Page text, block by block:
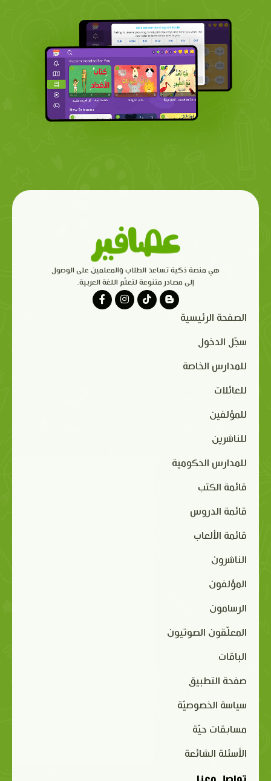
هي منصة ذكية تساعد الطلاب والمعلمين على الوصول
إلى مصادر متنوعة لتعلّم اللغة العربية.
الصفحة الرئيسية
سجّل الدخول
للمدارس الخاصة
للعائلات
للمؤلفين
للناشرين
للمدارس الحكومية
قائمة الكتب
قائمة الدروس
قائمة الألعاب
الناشرون
المؤلفون
الرسامون
المعلّقون الصوتيون
الباقات
صفحة التطبيق
سياسة الخصوصيّة
مسابقات حيّة
الأسئلة الشائعة